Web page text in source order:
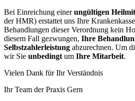
Bei Einreichung einerungültigen
der HMR) erstattet uns Ihre
Behandlungen dieser Verordnung kein
diesem Fall gezwungen, Ihre
Selbstzahlerleistung abzurechnen. Um
wir Sie unbedingt um Ihre Mitarbeit.
Vielen Dank für Ihr Verständnis
Ihr Team der Praxis Gern